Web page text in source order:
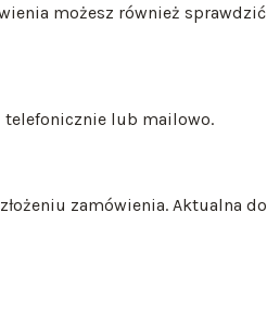
możesz również
telefonicznie lub mailowo.
zamówienia. Aktualna